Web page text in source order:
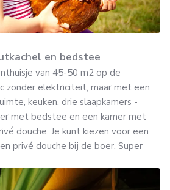
en bedstee
van 45-50 m2 op de
zonder elektriciteit, maar met een
keuken, drie slaapkamers -
met bedstee en een kamer met
douche. Je kunt kiezen voor een
privé douche bij de boer. Super